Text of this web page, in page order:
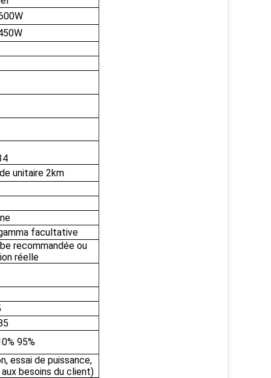
unitaire 2km
facultative
recommandée ou
réelle
95%
essai de puissance,
besoins du client)